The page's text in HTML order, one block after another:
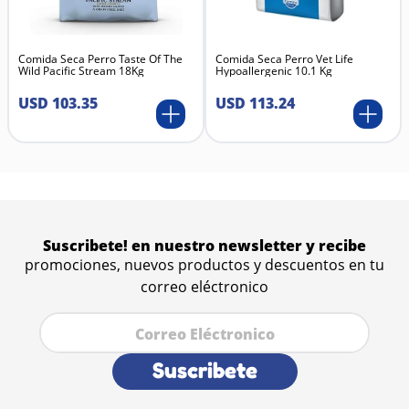
Compatible con brumizadores ultrasónicos para
una mejor difusión del aroma.
rendimiento con pocas gotas.
Contribuye a mejorar la experiencia olfativa en
espacios cerrados frecuentados por mascotas.
Ideal para quienes buscan un aroma frutal intenso
pero equilibrado.
Componentes Aromáticos Principales
Activos neutralizadores de olor Odor Stop, Fixodor y
Neutrarom.
Comida Seca Perro Taste Of The
Wild Pacific Stream 18Kg
USD 103.35
Comida Seca Perro Vet Life
Hypoallergenic 10.1 Kg
USD 113.24
Suscribete! en nuestro newsletter y recibe
promociones, nuevos productos y descuentos en tu
correo eléctronico
Suscribete